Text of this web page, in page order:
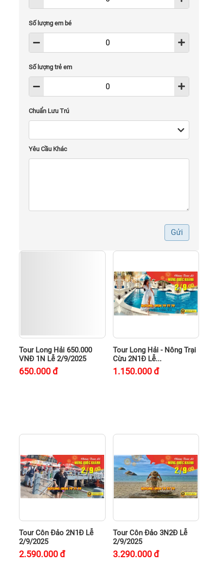
Số lượng em bé
Số lượng trẻ em
Chuẩn Lưu Trú
Yêu Cầu Khác
Gửi
Tour Long Hải 650.000
VNĐ 1N Lễ 2/9/2025
650.000đ
Tour Long Hải - Nông Trại
Cừu 2N1Đ Lễ...
1.150.000đ
Tour Côn Đảo 2N1Đ Lễ
2/9/2025
2.590.000đ
Tour Côn Đảo 3N2Đ Lễ
2/9/2025
3.290.000đ